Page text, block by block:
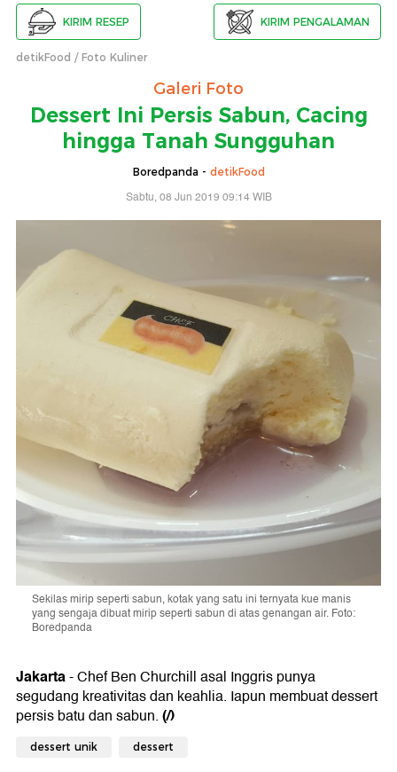
KIRIM RESEP KIRIM PENGALAMAN
detikFood Foto Kuliner
Galeri Foto
Dessert Ini Persis Sabun, Cacing
hingga Tanah Sungguhan
Boredpanda - detikFood
Sabtu, 08 Jun 2019 09:14 WIB
Sekilas mirip seperti sabun, kotak yang satu ini ternyata kue manis
yang sengaja dibuat mirip seperti sabun di atas genangan air. Foto:
Boredpanda
Jakarta- Chef Ben Churchill asal Inggris punya
segudang kreativitas dan keahlia. Iapun membuat dessert
persis batu dan sabun.(/)
dessert unik dessert